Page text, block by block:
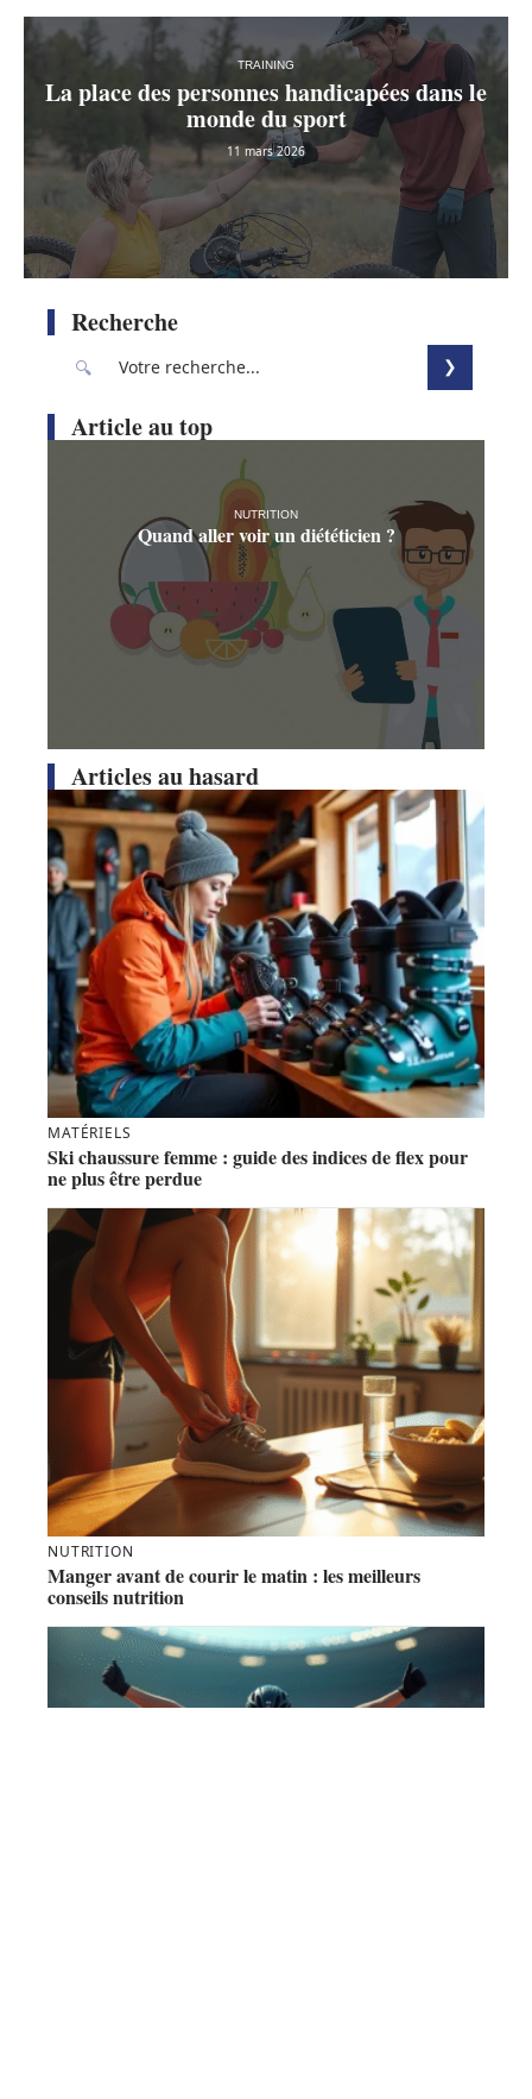
TRAINING
La place des personnes handicapées dans le
monde du sport
11 mars 2026
Recherche
Article au top
NUTRITION
Quand aller voir un diététicien ?
Articles au hasard
MATÉRIELS
Ski chaussure femme : guide des indices de flex pour
ne plus être perdue
NUTRITION
Manger avant de courir le matin : les meilleurs
conseils nutrition